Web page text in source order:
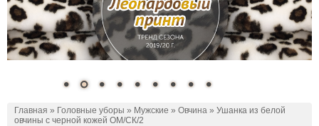
Главная » Головные уборы » Мужские » Овчина » Ушанка из белой
овчины с черной кожей ОМ/СК/2